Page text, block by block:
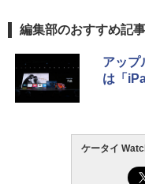
編集部のおすすめ記事
アップ
は「
ケータイ